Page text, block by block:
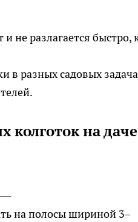
не разлагается быстро,
в разных садовых
колготок на даче
—
на полосы шириной 3–